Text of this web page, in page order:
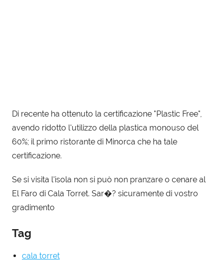
Di recente ha ottenuto la certificazione "Plastic Free",
avendo ridotto l'utilizzo della plastica monouso del
60%; il primo ristorante di Minorca che ha tale
certificazione.
Se si visita l'isola non si può non pranzare o cenare al
El Faro di Cala Torret. Sar�? sicuramente di vostro
gradimento
Tag
cala torret